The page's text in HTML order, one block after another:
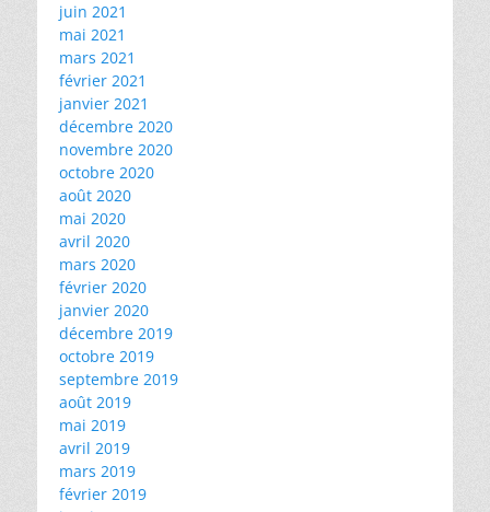
juin 2021
mai 2021
mars 2021
février 2021
janvier 2021
décembre 2020
novembre 2020
octobre 2020
août 2020
mai 2020
avril 2020
mars 2020
février 2020
janvier 2020
décembre 2019
octobre 2019
septembre 2019
août 2019
mai 2019
avril 2019
mars 2019
février 2019